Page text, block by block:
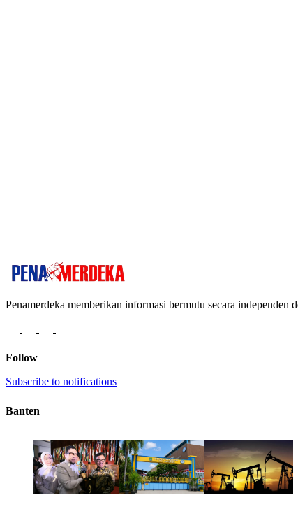
Penamerdeka memberikan informasi bermutu secara independen
Follow
Subscribe to notifications
Banten